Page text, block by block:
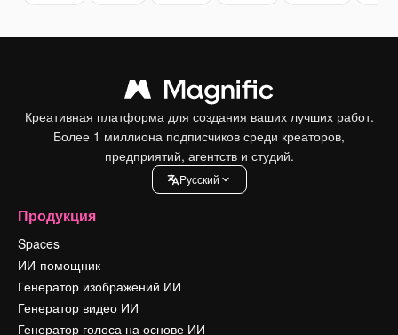
Креативная платформа для создания ваших лучших работ.
Более 1 миллиона подписчиков среди креаторов,
предприятий, агентств и студий.
Pусский
Продукция
Spaces
ИИ-помощник
Генератор изображений ИИ
Генератор видео ИИ
Генератор голоса на основе ИИ